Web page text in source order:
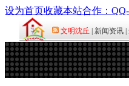
设为首页收藏本站合作：